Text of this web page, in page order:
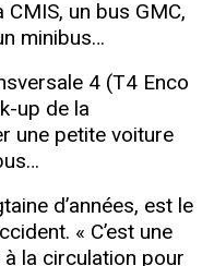
un bus GMC,
minibus…
4 (T4 Enco
up de la
une petite voiture
d’années, est le
« C’est une
la circulation pour